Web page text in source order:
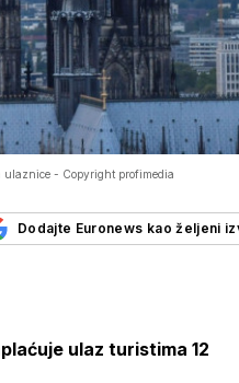
ulaznice - Copyright profimedia
Dodajte Euronews kao željeni
ulaz turistima 12